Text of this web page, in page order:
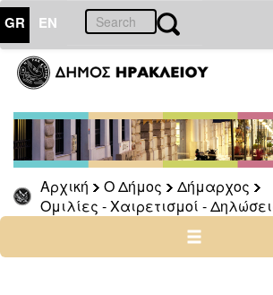
GR EN
Αρχική Ο Δήμος
Δήμαρχος
Ομιλίες - Χαιρετισμοί -
ΔΗΜΟΣ
Δήμαρχος
Ομιλίες
-
Χαιρετισμοί
-
Δηλώσεις